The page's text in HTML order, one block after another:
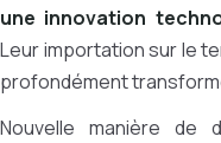
une innovation
Leur importation sur le
profondément
Nouvelle manière de